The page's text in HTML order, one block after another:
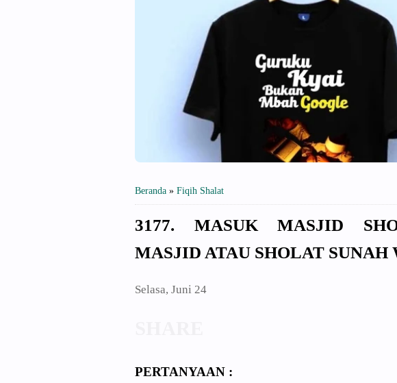
Beranda » Fiqih Shalat
3177. MASUK MASJID
MASJID ATAU SHOLAT SUNAH
Selasa, Juni 24
PERTANYAAN :